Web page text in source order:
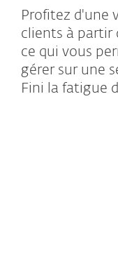
Profitez d'une
clients à partir
ce qui vous
gérer sur une
Fini la fatigue